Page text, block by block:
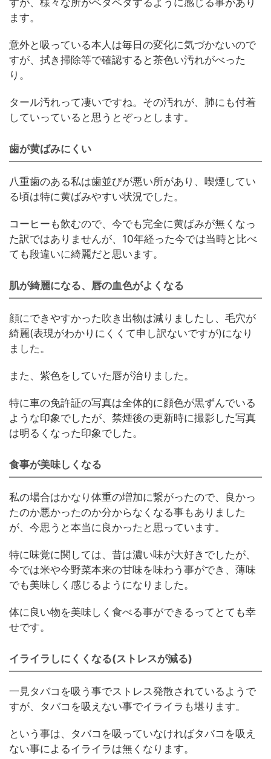
ます。
意外と吸っている本人は毎日の変化に気づかないので
すが、拭き掃除等で確認すると茶色い汚れがべった
り。
タール汚れって凄いですね。その汚れが、肺にも付着
していっていると思うとぞっとします。
歯が黄ばみにくい
八重歯のある私は歯並びが悪い所があり、喫煙してい
る頃は特に黄ばみやすい状況でした。
コーヒーも飲むので、今でも完全に黄ばみが無くなっ
た訳ではありませんが、10年経った今では当時と比べ
ても段違いに綺麗だと思います。
肌が綺麗になる、唇の血色がよくなる
顔にできやすかった吹き出物は減りましたし、毛穴が
綺麗(表現がわかりにくくて申し訳ないですが)になり
ました。
また、紫色をしていた唇が治りました。
特に車の免許証の写真は全体的に顔色が黒ずんでいる
ような印象でしたが、禁煙後の更新時に撮影した写真
は明るくなった印象でした。
食事が美味しくなる
私の場合はかなり体重の増加に繋がったので、良かっ
たのか悪かったのか分からなくなる事もありました
が、今思うと本当に良かったと思っています。
特に味覚に関しては、昔は濃い味が大好きでしたが、
今では米や今野菜本来の甘味を味わう事ができ、薄味
でも美味しく感じるようになりました。
体に良い物を美味しく食べる事ができるってとても幸
せです。
イライラしにくくなる(ストレスが減る)
一見タバコを吸う事でストレス発散されているようで
すが、タバコを吸えない事でイライラも堪ります。
という事は、タバコを吸っていなければタバコを吸え
ない事によるイライラは無くなります。